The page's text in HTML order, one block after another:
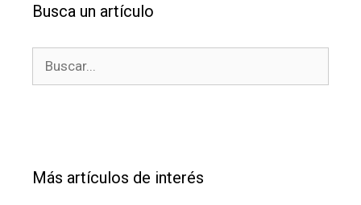
Busca un artículo
Más artículos de interés